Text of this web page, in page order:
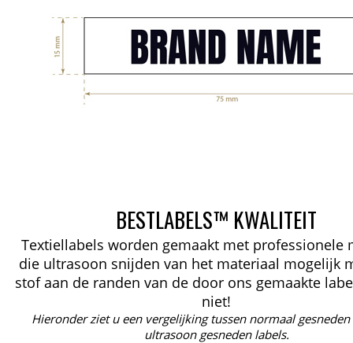
BESTLABELS™ KWALITEIT
Textiellabels worden gemaakt met professionele
die ultrasoon snijden van het materiaal mogelijk
stof aan de randen van de door ons gemaakte
niet!
Hieronder ziet u een vergelijking tussen normaal
ultrasoon gesneden labels.